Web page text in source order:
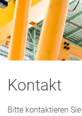
Kontakt
Bitte kontaktieren